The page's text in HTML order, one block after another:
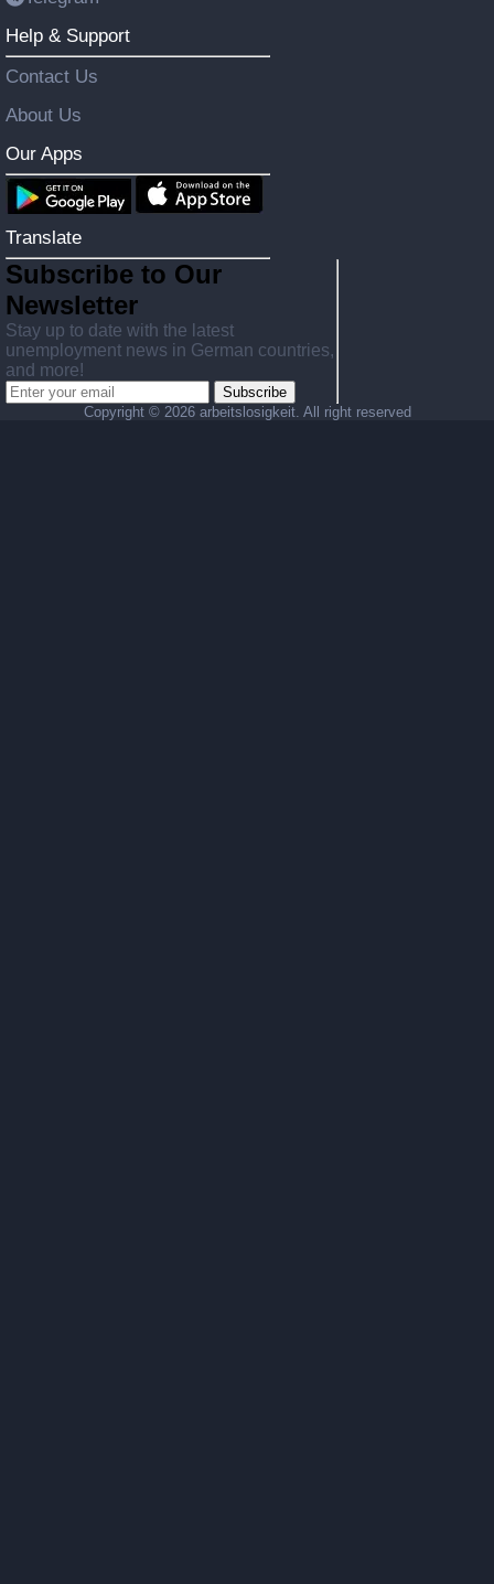
Help & Support
Contact Us
About Us
Our Apps
Translate
Subscribe to Our
Newsletter
Stay up to date with the latest
unemployment news in German countries,
and more!
Subscribe
Copyright © 2026 arbeitslosigkeit. All right reserved